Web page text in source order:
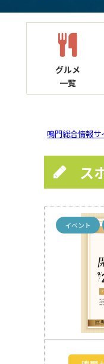
グルメ
一覧
鳴門総合情報サ
ス
イベント